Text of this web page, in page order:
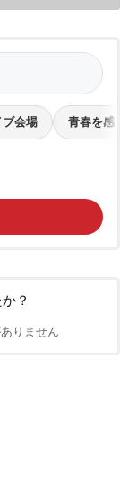
ブ会場 青春を感じ
？
りません